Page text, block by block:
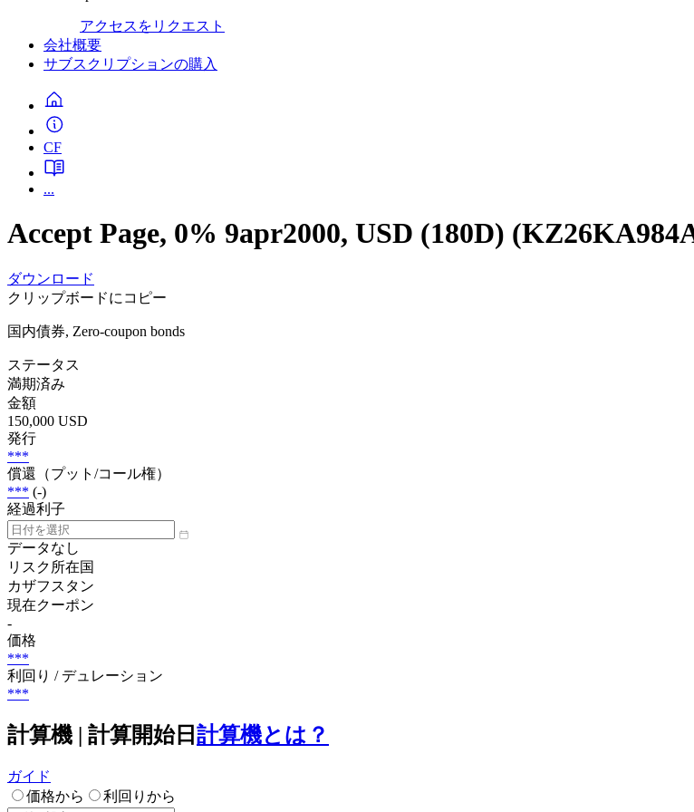
アクセスをリクエスト
会社概要
サブスクリプションの購入
CF
...
Accept Page, 0% 9apr2000, USD (180D)
ダウンロード
クリップボードにコピー
国内債券, Zero-coupon bonds
ステータス
満期済み
金額
150,000 USD
発行
***
償還（プット/コール権）
*** (-)
経過利子
データなし
リスク所在国
カザフスタン
現在クーポン
-
価格
***
利回り / デュレーション
***
計算機 | 計算開始日 計算機とは？
ガイド
価格から
利回りから